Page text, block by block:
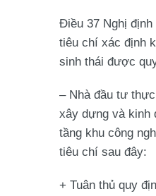
Điều 37 Nghị định
tiêu chí xác định
sinh thái được
– Nhà đầu tư
xây dựng và kinh
tầng khu công
tiêu chí sau đây:
+ Tuân thủ quy